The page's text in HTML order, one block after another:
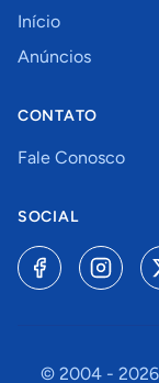
Início
Anúncios
CONTATO
Fale Conosco
SOCIAL
© 2004 - 2026